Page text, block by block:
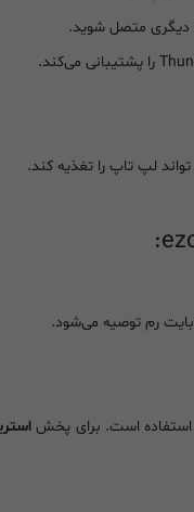
دیگری متصل شوید.